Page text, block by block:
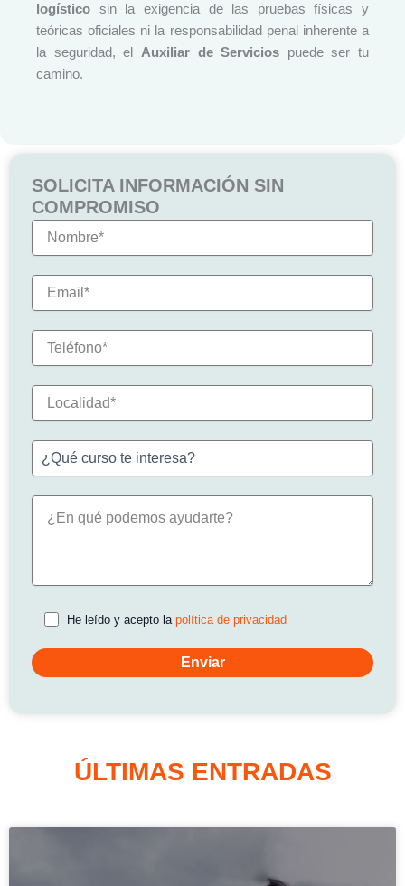
logístico sin la exigencia de las pruebas físicas y
teóricas oficiales ni la responsabilidad penal inherente a
la seguridad, el Auxiliar de Servicios puede ser tu
camino.
SOLICITA INFORMACIÓN SIN
COMPROMISO
He leído y acepto lapolítica de privacidad
ÚLTIMAS ENTRADAS